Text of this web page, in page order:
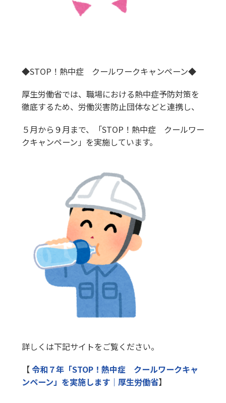
◆STOP！熱中症 クールワークキャンペーン◆
厚生労働省では、職場における熱中症予防対策を
徹底するため、労働災害防止団体などと連携し、
５月から９月まで、「STOP！熱中症 クールワー
クキャンペーン」を実施しています。
詳しくは下記サイトをご覧ください。
【令和７年「STOP！熱中症 クールワークキャ
ンペーン」を実施します｜厚生労働省】